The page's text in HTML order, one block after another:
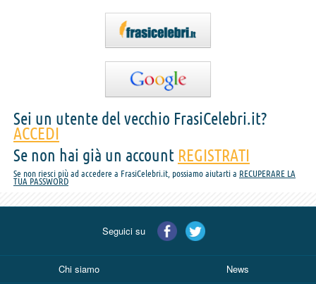
Sei un utente del vecchio FrasiCelebri.it?
ACCEDI
Se non hai già un account REGISTRATI
Se non riesci più ad accedere a FrasiCelebri.it, possiamo aiutarti a RECUPERARE LA
TUA PASSWORD
Seguici su
Chi siamo News